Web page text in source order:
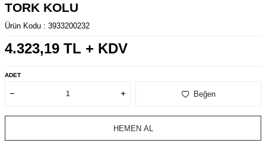
TORK KOLU
Ürün Kodu : 3933200232
4.323,19 TL + KDV
ADET
Beğen
HEMEN AL